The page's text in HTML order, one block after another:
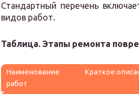
Стандартный перечень
видов работ.
Таблица. Этапы ремонта
Наименование
работ
Краткое